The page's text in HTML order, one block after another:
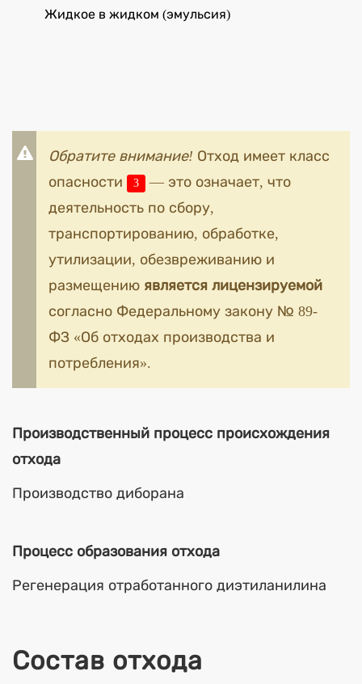
Жидкое в жидком (эмульсия)
Обратите внимание! Отход имеет класс
опасности
3
— это означает, что
деятельность по сбору,
транспортированию, обработке,
утилизации, обезвреживанию и
размещению является лицензируемой
согласно Федеральному закону № 89-
ФЗ «Об отходах производства и
потребления».
Производственный процесс происхождения
отхода
Производство диборана
Процесс образования отхода
Регенерация отработанного диэтиланилина
Состав отхода